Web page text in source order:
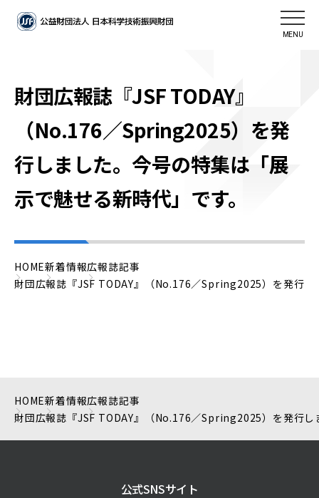
MENU
財団広報誌『JSF TODAY』
（No.176／Spring2025）を発
行しました。今号の特集は「展
示で魅せる新時代」です。
HOME新着情報広報誌記事
財団広報誌『JSF TODAY』（No.176／Spring2025）を発行
HOME新着情報広報誌記事
財団広報誌『JSF TODAY』（No.176／Spring2025）を発行
公式SNSサイト